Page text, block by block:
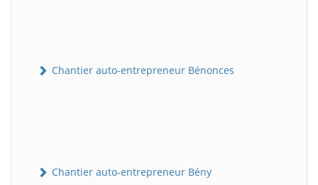
Chantier auto-entrepreneur Bénonces
Chantier auto-entrepreneur Bény